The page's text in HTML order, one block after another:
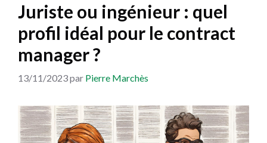
Juriste ou ingénieur : quel
profil idéal pour le contract
manager ?
13/11/2023par Pierre Marchès